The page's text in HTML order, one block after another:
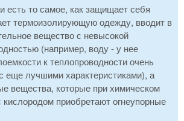
есть то самое, как защищает себя
термоизолирующую одежду, вводит в
вещество с невысокой
(например, воду - у нее
к теплопроводности очень
еще лучшими характеристиками), а
вещества, которые при химическом
кислородом приобретают огнеупорные